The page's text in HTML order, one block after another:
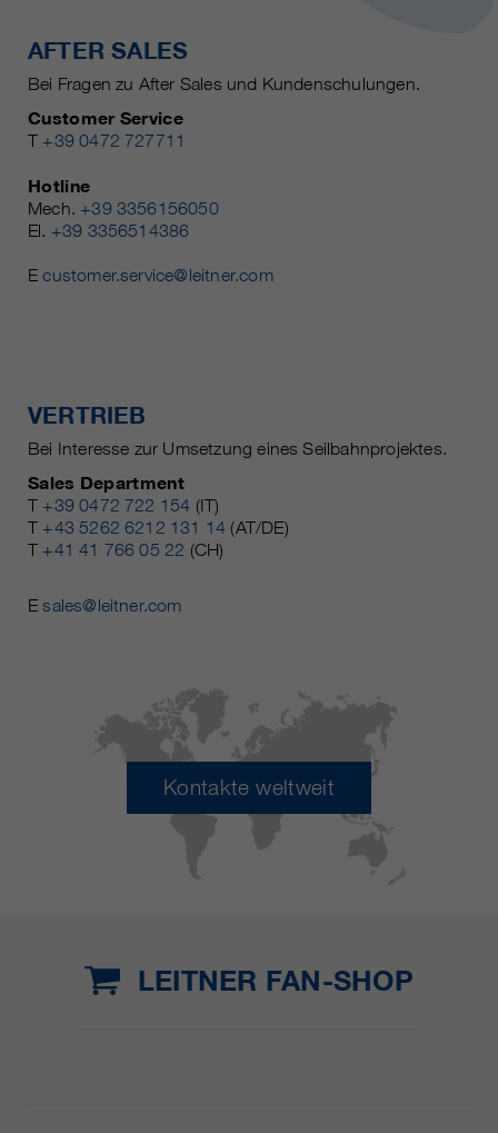
AFTER SALES
Bei Fragen zu After Sales und Kundenschulungen.
Customer Service
T +39 0472 727711
Hotline
Mech. +39 3356156050
El. +39 3356514386
Ecustomer.service@leitner.com
VERTRIEB
Bei Interesse zur Umsetzung eines Seilbahnprojektes.
Sales Department
T +39 0472 722 154 (IT)
T +43 5262 6212 131 14 (AT/DE)
T +41 41 766 05 22 (CH)
Esales@leitner.com
Kontakte weltweit
LEITNER FAN-SHOP